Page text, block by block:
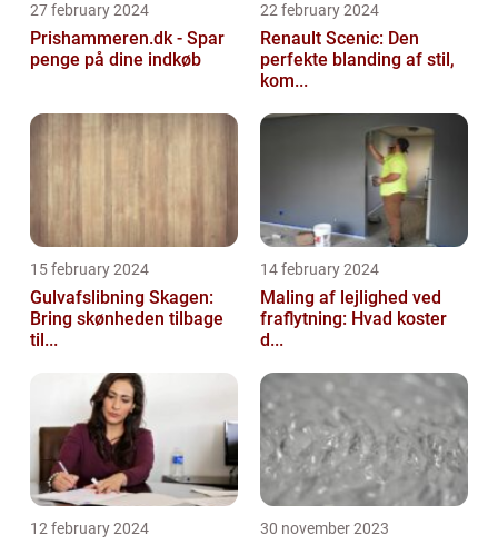
27 february 2024
Prishammeren.dk - Spar
penge på dine indkøb
22 february 2024
Renault Scenic: Den
perfekte blanding af stil,
kom...
15 february 2024
Gulvafslibning Skagen:
Bring skønheden tilbage
til...
14 february 2024
Maling af lejlighed ved
fraflytning: Hvad koster
d...
12 february 2024 30 november 2023